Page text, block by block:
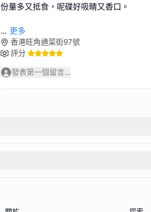
份量多又抵食，呢碟好吸睛又香口。
... 更多
香港旺角通菜街97號
評分
發表第一個留言...